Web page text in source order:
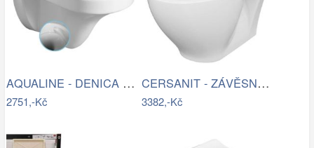
AQUALINE - DENICA závěsná WC mísa,…
2751,-Kč
CERSANIT - ZÁVĚSNÁ WC MÍSA MODUO…
3382,-Kč